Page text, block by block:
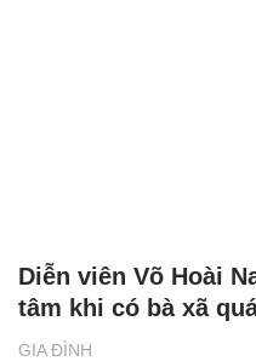
GIA ĐÌNH
Diễn viên Võ Hoài
tâm khi có bà xã